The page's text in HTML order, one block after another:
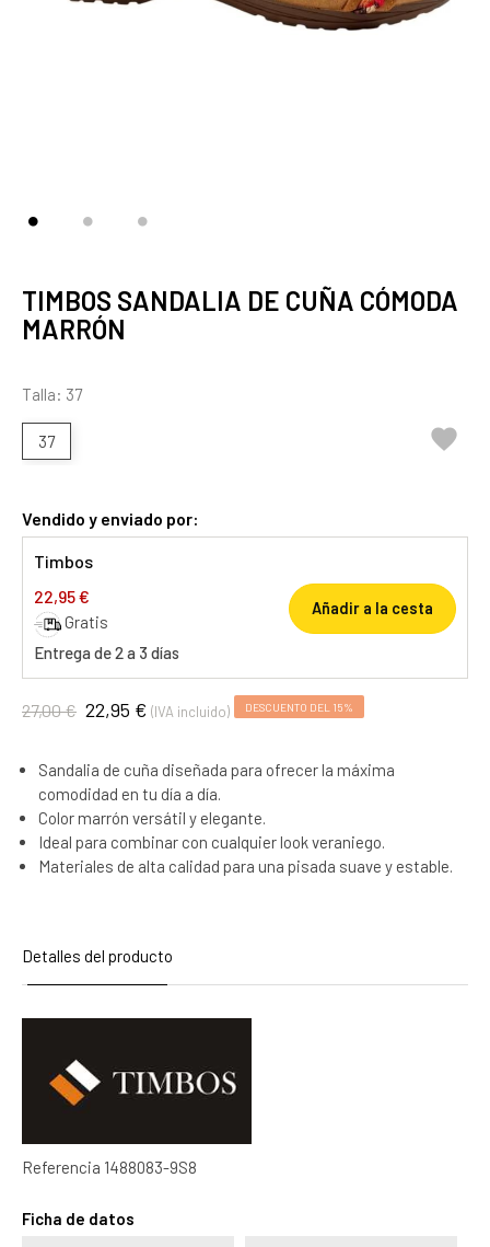
TIMBOS SANDALIA DE CUÑA CÓMODA
MARRÓN
Talla: 37
37 
Vendido y enviado por:
Timbos
22,95 €
Gratis
Entrega de 2 a 3 días
Añadir a la cesta
27,00 € 22,95 € (IVA incluido) DESCUENTO DEL 15%
Sandalia de cuña diseñada para ofrecer la máxima
comodidad en tu día a día.
Color marrón versátil y elegante.
Ideal para combinar con cualquier look veraniego.
Materiales de alta calidad para una pisada suave y estable.
Detalles del producto
Referencia 1488083-9S8
Ficha de datos